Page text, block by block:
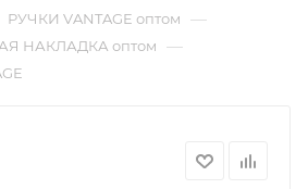
РУЧКИ VANTAGE оптом —
НАКЛАДКА оптом —